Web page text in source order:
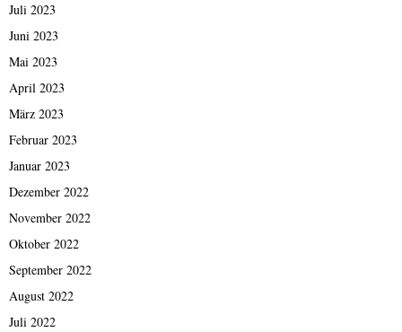
Juli 2023
Juni 2023
Mai 2023
April 2023
März 2023
Februar 2023
Januar 2023
Dezember 2022
November 2022
Oktober 2022
September 2022
August 2022
Juli 2022